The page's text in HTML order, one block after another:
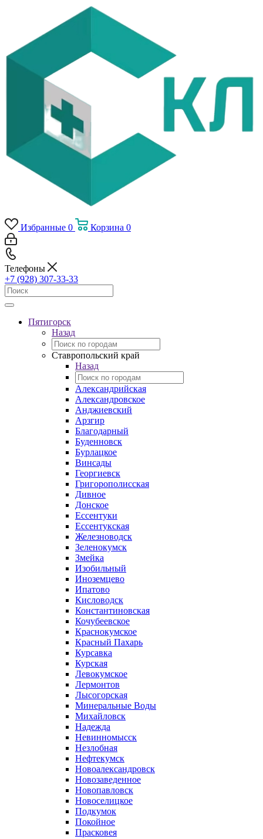
Избранные 0 Корзина 0
Телефоны
+7 (928) 307-33-33
Пятигорск
Назад
Ставропольский край
Назад
Александрийская
Александровское
Анджиевский
Арзгир
Благодарный
Буденновск
Бурлацкое
Винсады
Георгиевск
Григорополисская
Дивное
Донское
Ессентуки
Ессентукская
Железноводск
Зеленокумск
Змейка
Изобильный
Иноземцево
Ипатово
Кисловодск
Константиновская
Кочубеевское
Краснокумское
Красный Пахарь
Курсавка
Курская
Левокумское
Лермонтов
Лысогорская
Минеральные Воды
Михайловск
Надежда
Невинномысск
Незлобная
Нефтекумск
Новоалександровск
Новозаведенное
Новопавловск
Новоселицкое
Подкумок
Покойное
Прасковея